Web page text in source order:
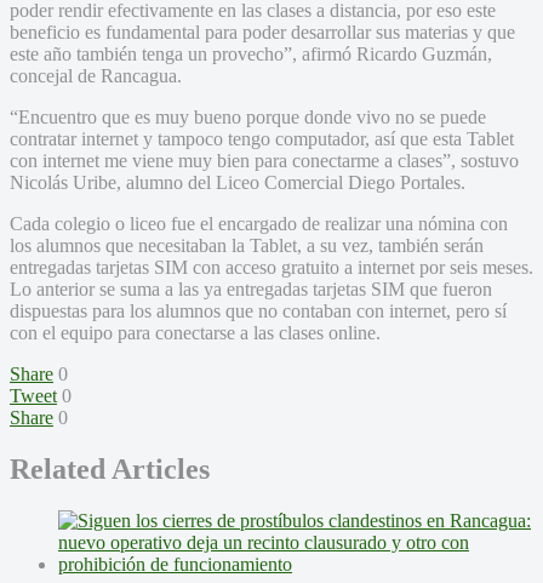
poder rendir efectivamente en las clases a distancia, por eso este
beneficio es fundamental para poder desarrollar sus materias y que
este año también tenga un provecho”, afirmó Ricardo Guzmán,
concejal de Rancagua.
“Encuentro que es muy bueno porque donde vivo no se puede
contratar internet y tampoco tengo computador, así que esta Tablet
con internet me viene muy bien para conectarme a clases”, sostuvo
Nicolás Uribe, alumno del Liceo Comercial Diego Portales.
Cada colegio o liceo fue el encargado de realizar una nómina con
los alumnos que necesitaban la Tablet, a su vez, también serán
entregadas tarjetas SIM con acceso gratuito a internet por seis meses.
Lo anterior se suma a las ya entregadas tarjetas SIM que fueron
dispuestas para los alumnos que no contaban con internet, pero sí
con el equipo para conectarse a las clases online.
Share 0
Tweet 0
Share 0
Related Articles